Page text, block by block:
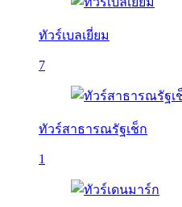
ทัวร์เบลเยี่ยม
7
ทัวร์สาธารณรัฐเช็ก
1